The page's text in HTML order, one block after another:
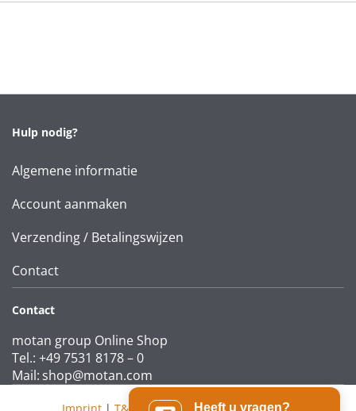
Heeft u vragen?
Hulp nodig?
Algemene informatie
Account aanmaken
Verzending / Betalingswijzen
Contact
Contact
motan group Online Shop
Tel.: +49 7531 8178 – 0
Mail: shop@motan.com